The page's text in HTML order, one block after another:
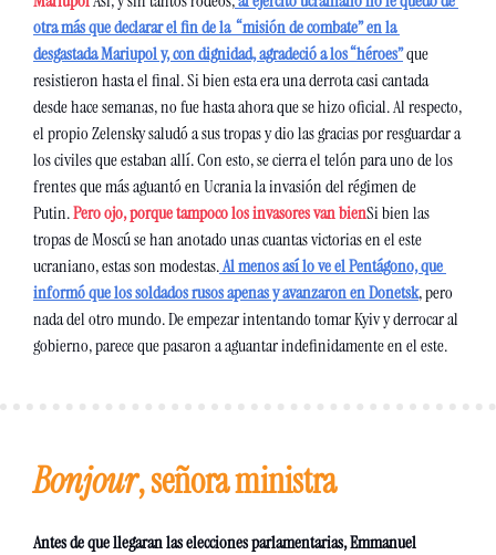
otra más que declarar el fin de la  “misión de combate” en la
desgastada Mariupol y, con dignidad, agradeció a los “héroes” que
resistieron hasta el final. Si bien esta era una derrota casi cantada
desde hace semanas, no fue hasta ahora que se hizo oficial. Al respecto,
el propio Zelensky saludó a sus tropas y dio las gracias por resguardar a
los civiles que estaban allí. Con esto, se cierra el telón para uno de los
frentes que más aguantó en Ucrania la invasión del régimen de
Putin. Pero ojo, porque tampoco los invasores van bienSi bien las
tropas de Moscú se han anotado unas cuantas victorias en el este
ucraniano, estas son modestas.Al menos así lo ve el Pentágono, que
informó que los soldados rusos apenas y avanzaron en Donetsk, pero
nada del otro mundo. De empezar intentando tomar Kyiv y derrocar al
gobierno, parece que pasaron a aguantar indefinidamente en el este.
Bonjour, señora ministra
Antes de que llegaran las elecciones parlamentarias, Emmanuel